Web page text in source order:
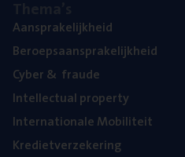
Aan­spra­ke­lijk­heid
Beroeps­aan­spra­ke­lijk­heid
Cyber& fraude
Intel­lec­tu­al property
Inter­na­ti­o­na­le Mobiliteit
Kre­diet­ver­ze­ke­ring